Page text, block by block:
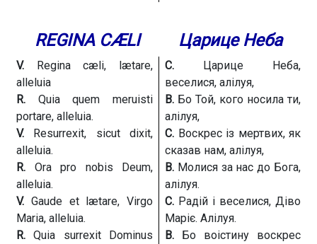
REGINA CÆLI Царице Неба
V. Regina cæli, lætare,
alleluia
R. Quia quem meruisti
portare, alleluia.
V. Resurrexit, sicut dixit,
alleluia.
R. Ora pro nobis Deum,
alleluia.
V. Gaude et lætare, Virgo
Maria, alleluia.
R. Quia surrexit Dominus
С. Царице Неба,
веселися, алілуя,
В. Бо Той, кого носила ти,
алілуя,
С. Воскрес із мертвих, як
сказав нам, алілуя,
В. Молися за нас до Бога,
алілуя.
С. Радій і веселися, Діво
Маріє. Алілуя.
В. Бо воістину воскрес